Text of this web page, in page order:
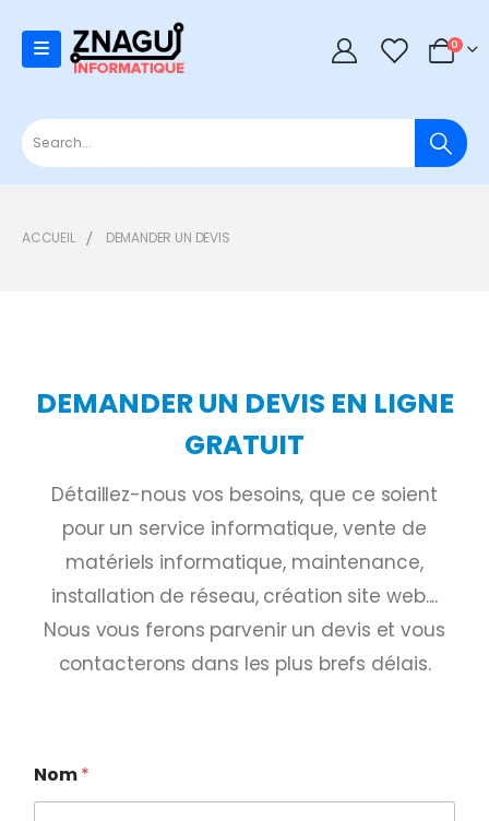
0 0
ACCUEIL DEMANDER UN DEVIS
DEMANDER UN DEVIS EN LIGNE
GRATUIT
Détaillez-nous vos besoins, que ce soient
pour un service informatique, vente de
matériels informatique, maintenance,
installation de réseau, création site web....
Nous vous ferons parvenir un devis et vous
contacterons dans les plus brefs délais.
Nom*